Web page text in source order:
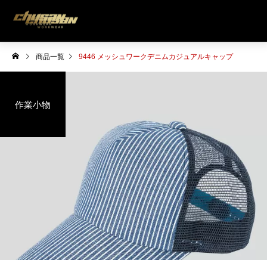
商品一覧 9446 メッシュワークデニムカジュアルキャップ
作業小物